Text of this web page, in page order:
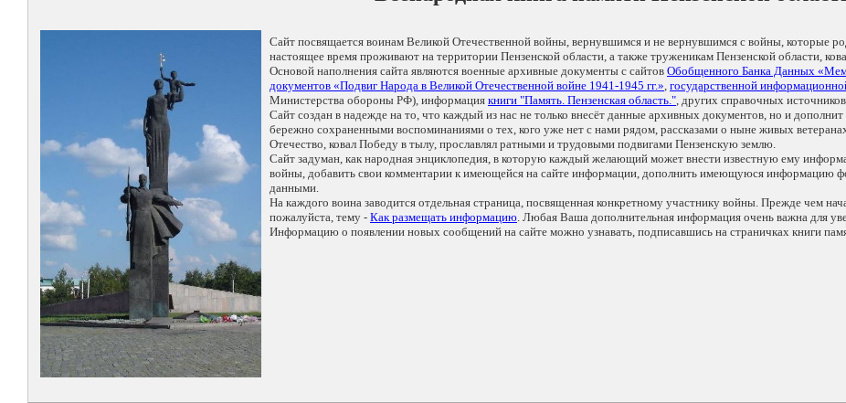
Сайт посвящается воинам Великой Отечественной войны, вернувшимся и не вернувшимся с войны, которые
настоящее время проживают на территории Пензенской области, а также труженикам Пензенской области,
Основой наполнения сайта являются военные архивные документы с сайтов Обобщенного Банка Данных
документов «Подвиг Народа в Великой Отечественной войне 1941-1945 гг.», государственной
Министерства обороны РФ), информация книги "Память. Пензенская область.", других справочных
Сайт создан в надежде на то, что каждый из нас не только внесёт данные архивных документов, но и
бережно сохраненными воспоминаниями о тех, кого уже нет с нами рядом, рассказами о ныне живых
Отечество, ковал Победу в тылу, прославлял ратными и трудовыми подвигами Пензенскую землю.
Сайт задуман, как народная энциклопедия, в которую каждый желающий может внести известную ему
войны, добавить свои комментарии к имеющейся на сайте информации, дополнить имеющуюся информацию
данными.
На каждого воина заводится отдельная страница, посвященная конкретному участнику войны. Прежде чем
пожалуйста, тему - Как размещать информацию. Любая Ваша дополнительная информация очень важна для
Информацию о появлении новых сообщений на сайте можно узнавать, подписавшись на страничках книги